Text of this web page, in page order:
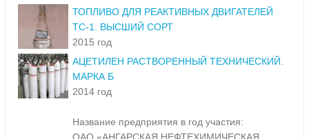
ТОПЛИВО ДЛЯ РЕАКТИВНЫХ ДВИГАТЕЛЕЙ
ТС-1. ВЫСШИЙ СОРТ
2015 год
АЦЕТИЛЕН РАСТВОРЕННЫЙ ТЕХНИЧЕСКИЙ.
МАРКА Б
2014 год
Название предприятия в год участия: